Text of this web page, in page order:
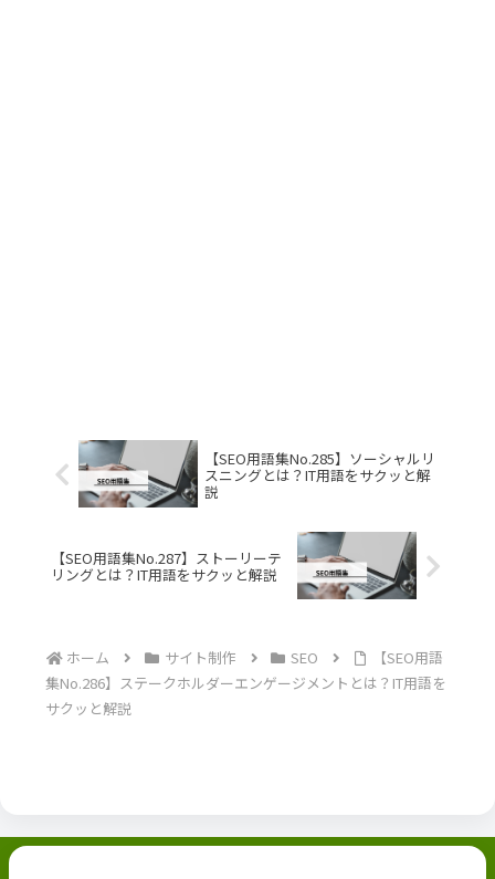
【SEO用語集No.285】ソーシャルリ
スニングとは？IT用語をサクッと解
説
【SEO用語集No.287】ストーリーテ
リングとは？IT用語をサクッと解説
ホーム サイト制作 SEO
【SEO用語
集No.286】ステークホルダーエンゲージメントとは？IT用語を
サクッと解説